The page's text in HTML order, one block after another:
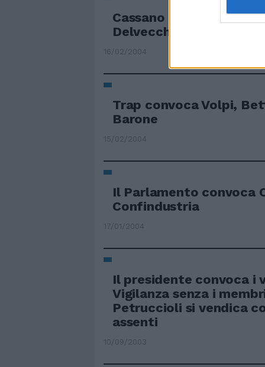
Cassano out, Trap
Delvecchio
16/02/2004
Trap convoca Volpi,
Barone
15/02/2004
Il Parlamento convoca
Confindustria
17/01/2004
Il presidente convoca i
Vigilanza senza i
Petruccioli si vendica
assenti
10/09/2003